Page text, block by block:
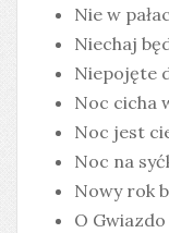
Nie w
Niechaj
Niepojęte
Noc cicha
Noc jest
Noc na
Nowy rok
O